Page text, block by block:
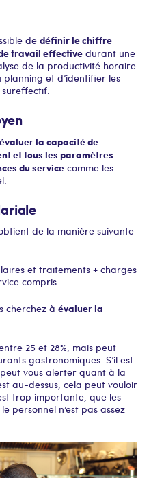
de définir le chiffre
travail effective durant une
de la productivité horaire
et d’identifier les
sureffectif.
évaluer la capacité de
et tous les paramètres
du service comme les
de la manière suivante
et traitements + charges
compris.
cherchez à évaluer la
25 et 28%, mais peut
gastronomiques. S’il est
vous alerter quant à la
au-dessus, cela peut vouloir
trop importante, que les
personnel n’est pas assez